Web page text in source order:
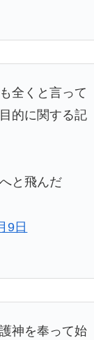
全くと言って
的に関する記
と飛んだ
9日
神を奉って始